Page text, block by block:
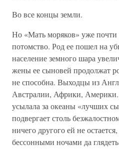
Во все концы земли.
Но «Мать моряков» уже почти
потомство. Род ее пошел на
население земного шара
жены ее сыновей продолжат
не способна. Выходцы из
Австралии, Африки,
усылала за океаны «лучших
подвергает столь
ничего другого ей не
бессонными ночами да